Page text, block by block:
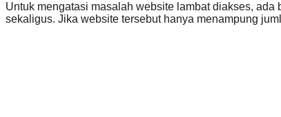
Untuk mengatasi masalah website lambat diakses,
sekaligus. Jika website tersebut hanya menampung